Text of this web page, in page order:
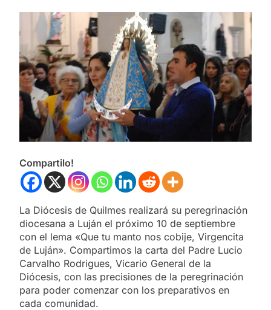
Compartilo!
La Diócesis de Quilmes realizará su peregrinación
diocesana a Luján el próximo 10 de septiembre
con el lema «Que tu manto nos cobije, Virgencita
de Luján». Compartimos la carta del Padre Lucio
Carvalho Rodrigues, Vicario General de la
Diócesis, con las precisiones de la peregrinación
para poder comenzar con los preparativos en
cada comunidad.